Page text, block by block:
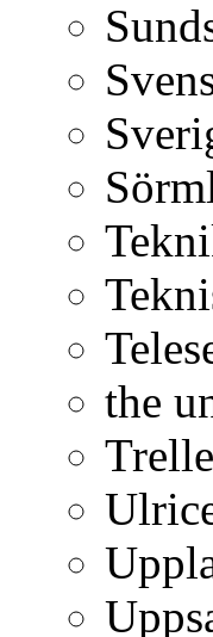
the